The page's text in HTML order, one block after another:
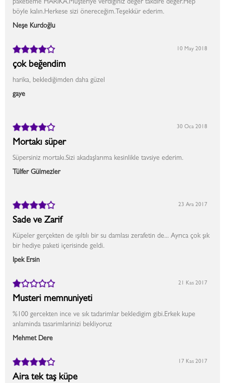
paketleme HARİKA.Müşteriye verdiğiniz değer takdire değer.Hep
böyle kalın.Herkese sizi önereceğim.Teşekkür ederim.
Neşe Kurdoğlu
çok beğendim
harika, beklediğimden daha güzel
gaye
10 May 2018
Mortakı süper
Süpersiniz mortakı.Sizi akadaşlarıma kesinlikle tavsiye ederim.
Tülfer Gülmezler
30 Oca 2018
Sade ve Zarif
Küpeler gerçekten de ışıltılı bir su damlası zerafetin de... Ayrıca çok şık
bir hediye paketi içerisinde geldi.
İpek Ersin
23 Ara 2017
Musteri memnuniyeti
%100 gercekten ince ve sık tadarimlar bekledigim gibi.Erkek kupe
anlaminda tasarimlarinizi bekliyoruz
Mehmet Dere
21 Kas 2017
Aira tek taş küpe
17 Kas 2017